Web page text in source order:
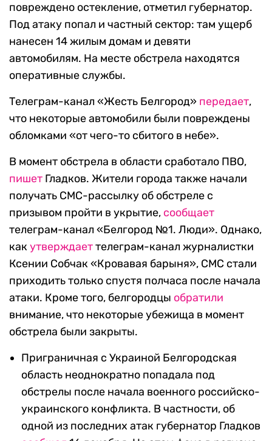
повреждено остекление, отметил губернатор.
Под атаку попал и частный сектор: там ущерб
нанесен 14 жилым домам и девяти
автомобилям. На месте обстрела находятся
оперативные службы.
Телеграм-канал «Жесть Белгород» передает,
что некоторые автомобили были повреждены
обломками «от чего-то сбитого в небе».
В момент обстрела в области сработало ПВО,
пишет Гладков. Жители города также начали
получать СМС-рассылку об обстреле с
призывом пройти в укрытие, сообщает
телеграм-канал «Белгород №1. Люди». Однако,
какутверждаеттелеграм-канал журналистки
Ксении Собчак «Кровавая барыня», СМС стали
приходить только спустя полчаса после начала
атаки. Кроме того, белгородцы обратили
внимание, что некоторые убежища в момент
обстрела были закрыты.
Приграничная с Украиной Белгородская
область неоднократно попадала под
обстрелы после начала военного российско-
украинского конфликта. В частности, об
одной из последних атак губернатор Гладков